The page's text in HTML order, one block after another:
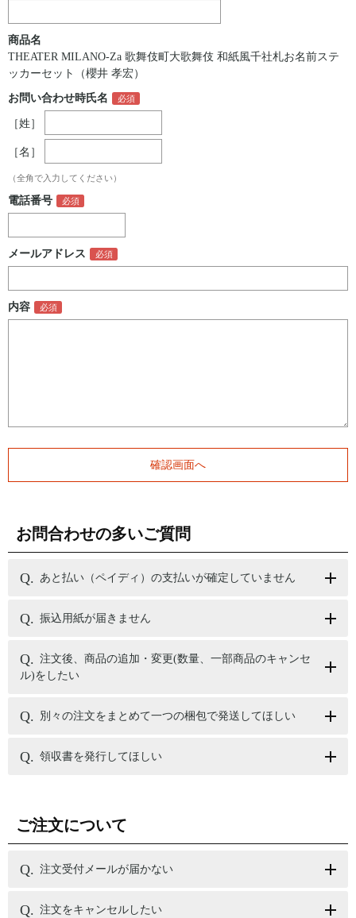
商品名
THEATER MILANO-Za 歌舞伎町大歌舞伎 和紙風千社札お名前ステ
ッカーセット（櫻井 孝宏）
お問い合わせ時氏名
［姓］
［名］
（全角で入力してください）
電話番号
メールアドレス
内容
お問合わせの多いご質問
あと払い（ペイディ）の支払いが確定していません
振込用紙が届きません
注文後、商品の追加・変更(数量、一部商品のキャンセ
ル)をしたい
別々の注文をまとめて一つの梱包で発送してほしい
領収書を発行してほしい
ご注文について
注文受付メールが届かない
注文をキャンセルしたい